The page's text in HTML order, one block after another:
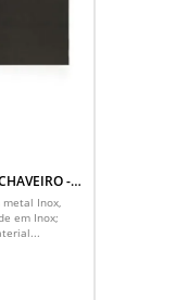
- 3
Inox,
em Inox;